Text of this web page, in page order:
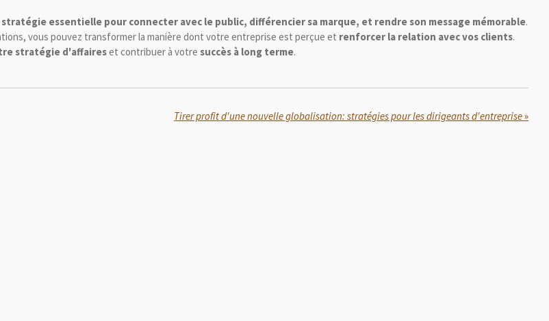
stratégie essentielle pour connecter avec le public, différencier sa marque, et rendre son message mémorable.
vous pouvez transformer la manière dont votre entreprise est perçue et renforcer la relation avec vos clients.
stratégie d'affaireset contribuer à votre succès à long terme.
Tirer profit d'une nouvelle globalisation: stratégies pour les dirigeants d'entreprise»